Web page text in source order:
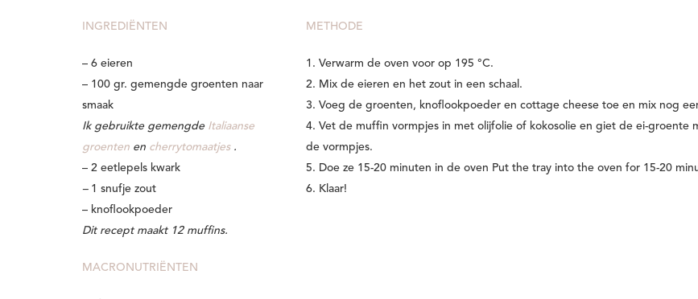
INGREDIËNTEN
– 6 eieren
– 100 gr. gemengde groenten naar
smaak
Ik gebruikte gemengde Italiaanse
groenten en cherrytomaatjes.
– 2 eetlepels kwark
–1 snufje zout
– knoflookpoeder
Dit recept maakt 12 muffins.
MACRONUTRIËNTEN
METHODE
1. Verwarm de oven voor op 195 °C.
2. Mix de eieren en het zout in een schaal.
3. Voeg de groenten, knoflookpoeder en cottage cheese toe en mix nog
4. Vet de muffin vormpjes in met olijfolie of kokosolie en giet de ei-groente
de vormpjes.
5. Doe ze 15-20 minuten in de oven Put the tray into the oven for 15-20
6. Klaar!